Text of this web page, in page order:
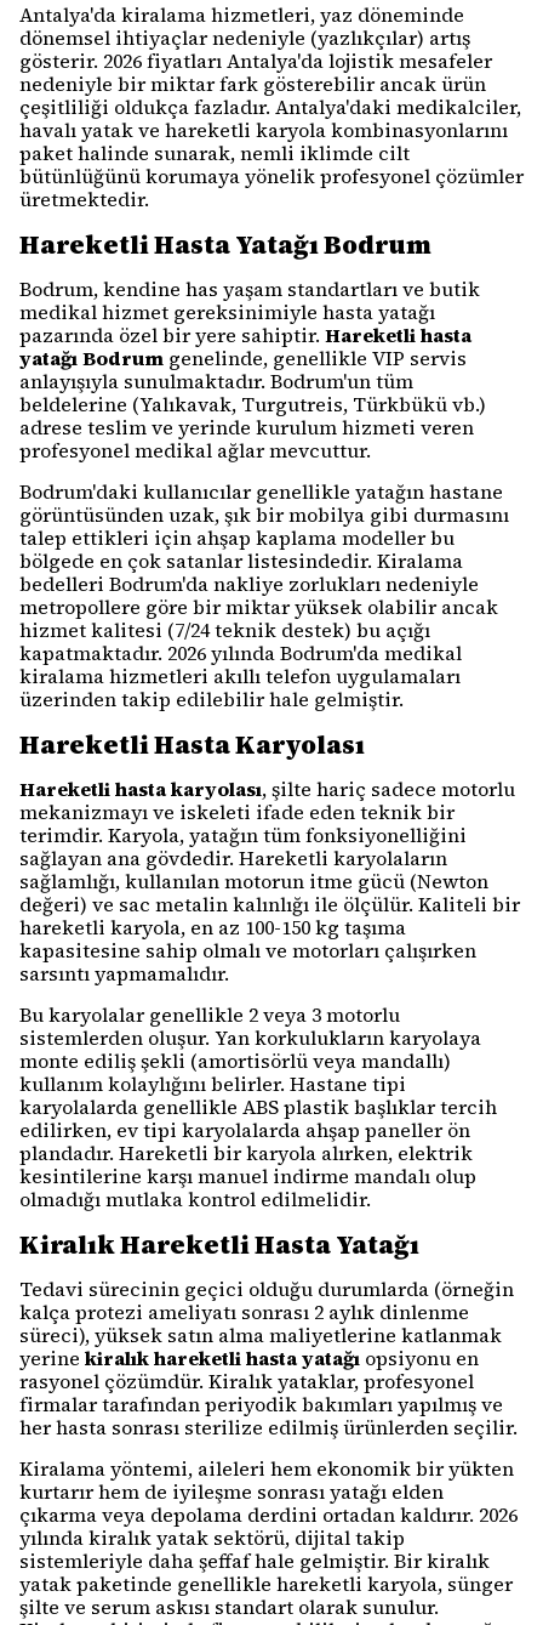
Antalya'da kiralama hizmetleri, yaz döneminde
dönemsel ihtiyaçlar nedeniyle (yazlıkçılar) artış
gösterir. 2026 fiyatları Antalya'da lojistik mesafeler
nedeniyle bir miktar fark gösterebilir ancak ürün
çeşitliliği oldukça fazladır. Antalya'daki medikalciler,
havalı yatak ve hareketli karyola kombinasyonlarını
paket halinde sunarak, nemli iklimde cilt
bütünlüğünü korumaya yönelik profesyonel çözümler
üretmektedir.
Hareketli Hasta Yatağı Bodrum
Bodrum, kendine has yaşam standartları ve butik
medikal hizmet gereksinimiyle hasta yatağı
pazarında özel bir yere sahiptir. Hareketli hasta
yatağı Bodrum genelinde, genellikle VIP servis
anlayışıyla sunulmaktadır. Bodrum'un tüm
beldelerine (Yalıkavak, Turgutreis, Türkbükü vb.)
adrese teslim ve yerinde kurulum hizmeti veren
profesyonel medikal ağlar mevcuttur.
Bodrum'daki kullanıcılar genellikle yatağın hastane
görüntüsünden uzak, şık bir mobilya gibi durmasını
talep ettikleri için ahşap kaplama modeller bu
bölgede en çok satanlar listesindedir. Kiralama
bedelleri Bodrum'da nakliye zorlukları nedeniyle
metropollere göre bir miktar yüksek olabilir ancak
hizmet kalitesi (7/24 teknik destek) bu açığı
kapatmaktadır. 2026 yılında Bodrum'da medikal
kiralama hizmetleri akıllı telefon uygulamaları
üzerinden takip edilebilir hale gelmiştir.
Hareketli Hasta Karyolası
Hareketli hasta karyolası, şilte hariç sadece motorlu
mekanizmayı ve iskeleti ifade eden teknik bir
terimdir. Karyola, yatağın tüm fonksiyonelliğini
sağlayan ana gövdedir. Hareketli karyolaların
sağlamlığı, kullanılan motorun itme gücü (Newton
değeri) ve sac metalin kalınlığı ile ölçülür. Kaliteli bir
hareketli karyola, en az 100-150 kg taşıma
kapasitesine sahip olmalı ve motorları çalışırken
sarsıntı yapmamalıdır.
Bu karyolalar genellikle 2 veya 3 motorlu
sistemlerden oluşur. Yan korkulukların karyolaya
monte ediliş şekli (amortisörlü veya mandallı)
kullanım kolaylığını belirler. Hastane tipi
karyolalarda genellikle ABS plastik başlıklar tercih
edilirken, ev tipi karyolalarda ahşap paneller ön
plandadır. Hareketli bir karyola alırken, elektrik
kesintilerine karşı manuel indirme mandalı olup
olmadığı mutlaka kontrol edilmelidir.
Kiralık Hareketli Hasta Yatağı
Tedavi sürecinin geçici olduğu durumlarda (örneğin
kalça protezi ameliyatı sonrası 2 aylık dinlenme
süreci), yüksek satın alma maliyetlerine katlanmak
yerine kiralık hareketli hasta yatağı opsiyonu en
rasyonel çözümdür. Kiralık yataklar, profesyonel
firmalar tarafından periyodik bakımları yapılmış ve
her hasta sonrası sterilize edilmiş ürünlerden seçilir.
Kiralama yöntemi, aileleri hem ekonomik bir yükten
kurtarır hem de iyileşme sonrası yatağı elden
çıkarma veya depolama derdini ortadan kaldırır. 2026
yılında kiralık yatak sektörü, dijital takip
sistemleriyle daha şeffaf hale gelmiştir. Bir kiralık
yatak paketinde genellikle hareketli karyola, sünger
şilte ve serum askısı standart olarak sunulur.